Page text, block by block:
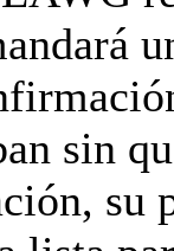
sin
su